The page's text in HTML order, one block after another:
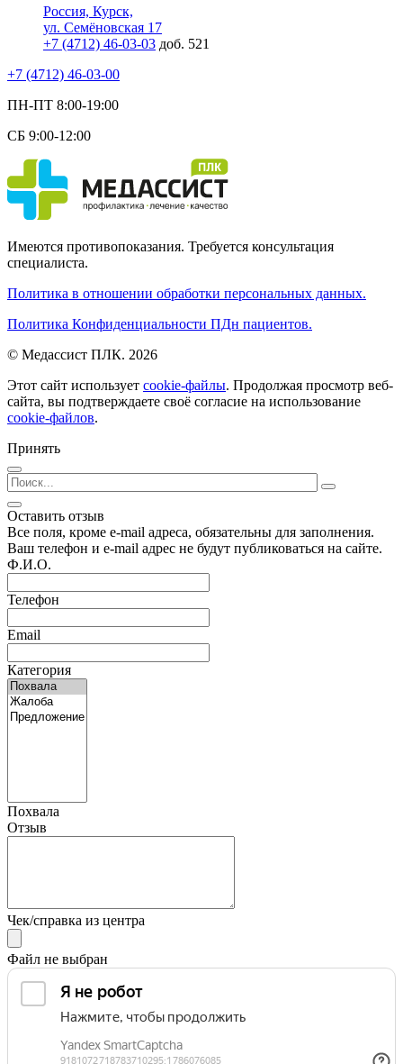
Россия, Курск,
ул. Семёновская 17
+7 (4712) 46-03-03 доб. 521
+7 (4712) 46-03-00
ПН-ПТ 8:00-19:00
СБ 9:00-12:00
Имеются противопоказания. Требуется консультация
специалиста.
Политика в отношении обработки персональных данных.
Политика Конфиденциальности ПДн пациентов.
© Медассист ПЛК. 2026
Этот сайт использует cookie-файлы. Продолжая просмотр веб-
сайта, вы подтверждаете своё согласие на использование
cookie-файлов.
Принять
Оставить отзыв
Все поля, кроме e-mail адреса, обязательны для заполнения.
Ваш телефон и e-mail адрес не будут публиковаться на сайте.
Ф.И.О.
Телефон
Email
Категория
Похвала
Отзыв
Чек/справка из центра
Файл не выбран